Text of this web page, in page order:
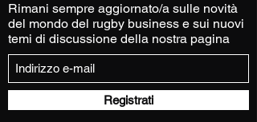
Rimani sempre aggiornato/a sulle novità
del mondo del rugby business e sui nuovi
temi di discussione della nostra pagina
Registrati